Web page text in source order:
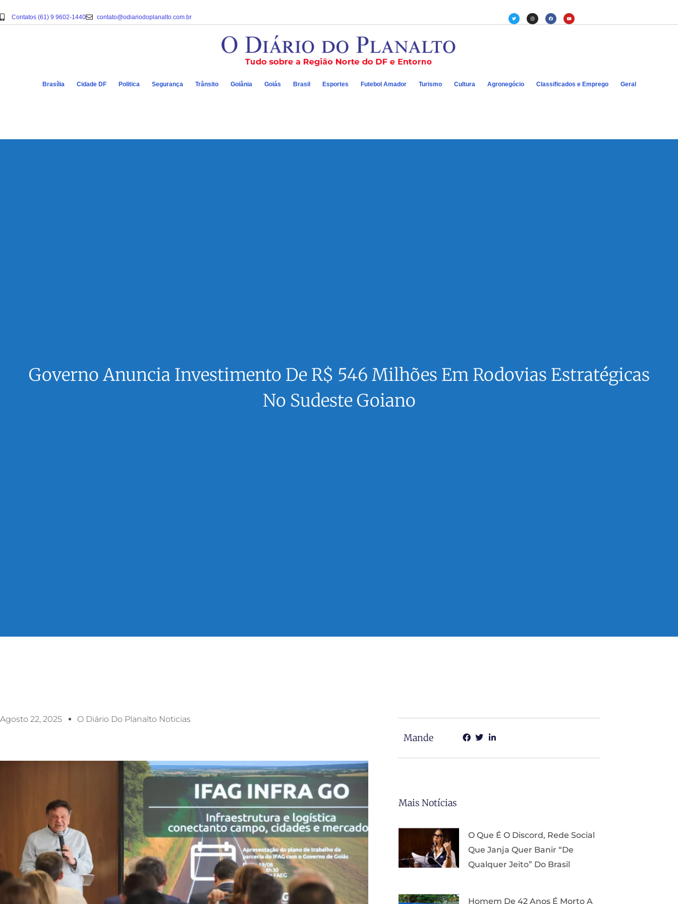
Contatos (61) 9 9602-1440 contato@odiariodoplanalto.com.br
Brasília Cidade DF Politica Segurança Trânsito Goiânia Goiás Brasil Esportes Futebol Amador Turismo Cultura Agronegócio Classificados e Emprego Geral
Governo Anuncia Investimento De R$ 546 Milhões Em Rodovias Estratégicas
No Sudeste Goiano
Agosto 22, 2025 O Diário Do Planalto Noticias
Mande
Mais Notícias
O Que É O Discord, Rede Social
Que Janja Quer Banir “de
Qualquer Jeito” Do Brasil
Homem De 42 Anos É Morto A